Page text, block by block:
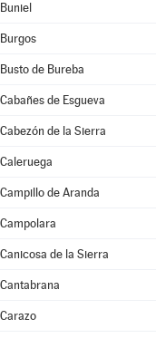
Buniel
Burgos
Busto de Bureba
Cabañes de Esgueva
Cabezón de la Sierra
Caleruega
Campillo de Aranda
Campolara
Canicosa de la Sierra
Cantabrana
Carazo